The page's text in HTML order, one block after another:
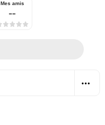
Mes amis
--